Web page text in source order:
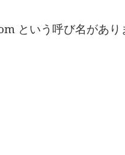
という呼び名があり
―